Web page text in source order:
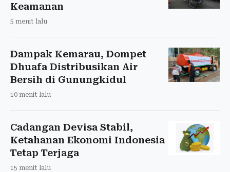
Keamanan
5 menit lalu
Dampak Kemarau, Dompet
Dhuafa Distribusikan Air
Bersih di Gunungkidul
10 menit lalu
Cadangan Devisa Stabil,
Ketahanan Ekonomi Indonesia
Tetap Terjaga
15 menit lalu